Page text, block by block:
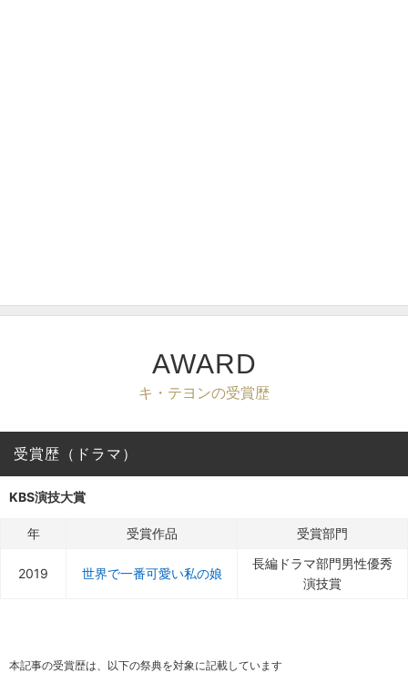
AWARD
キ・テヨンの受賞歴
受賞歴（ドラマ）
KBS演技大賞
年 受賞作品 受賞部門
2019 世界で一番可愛い私の娘
長編ドラマ部門男性優秀
演技賞
本記事の受賞歴は、以下の祭典を対象に記載しています